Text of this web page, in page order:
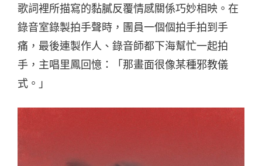
歌詞裡所描寫的黏膩反覆情感關係巧妙相映。在
錄音室錄製拍手聲時，團員一個個拍手拍到手
痛，最後連製作人、錄音師都下海幫忙一起拍
手，主唱里鳳回憶：「那畫面很像某種邪教儀
式。」